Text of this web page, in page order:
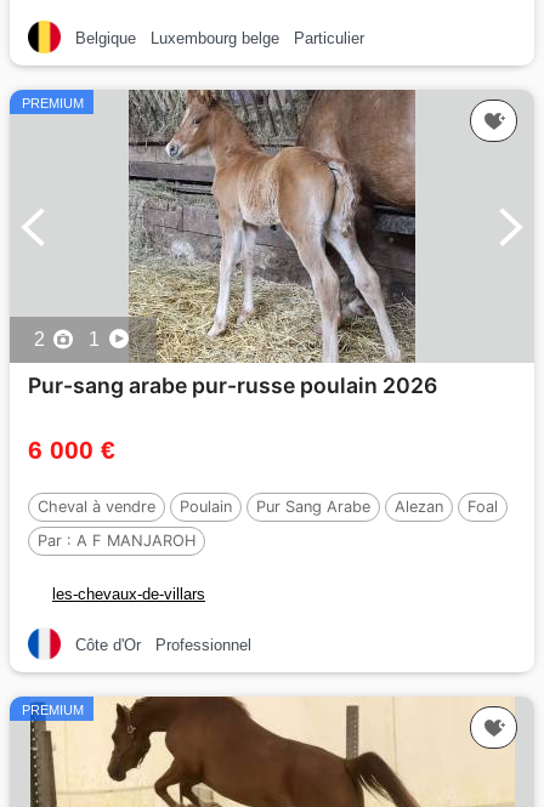
Belgique Luxembourg belge Particulier
PREMIUM
2 1
Pur-sang arabe pur-russe poulain 2026
6 000 €
Cheval à vendre Poulain Pur Sang Arabe Alezan
Foal
Par : A F MANJAROH
les-chevaux-de-villars
Côte d'Or Professionnel
PREMIUM